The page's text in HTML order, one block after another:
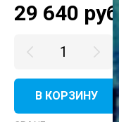
29 640
В КОРЗИНУ